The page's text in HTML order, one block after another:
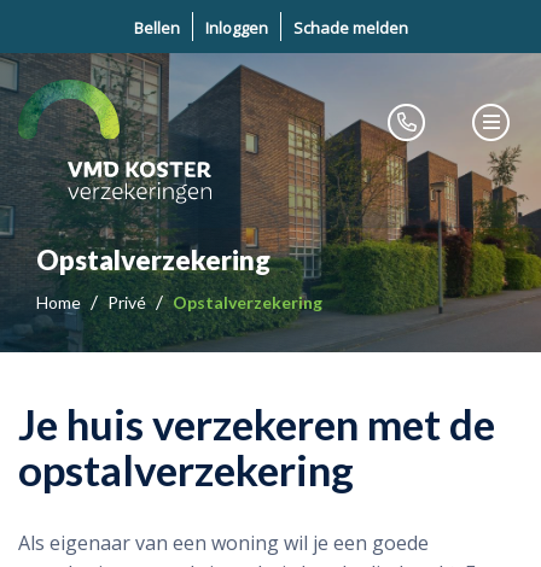
Bellen Inloggen Schade melden
Opstalverzekering
Home Privé Opstalverzekering
Je huis verzekeren met de
opstalverzekering
Als eigenaar van een woning wil je een goede